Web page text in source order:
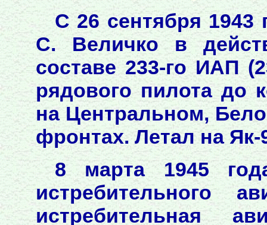
С 26 сентября
С. Величко в
составе 233-го ИАП
рядового пилота до
на Центральном,
фронтах. Летал на Як-
8 марта 1945
истребительного
истребительная